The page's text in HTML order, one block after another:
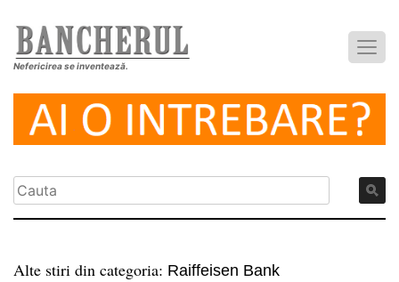
Nefericirea se inventează.
Alte stiri din categoria: Raiffeisen Bank